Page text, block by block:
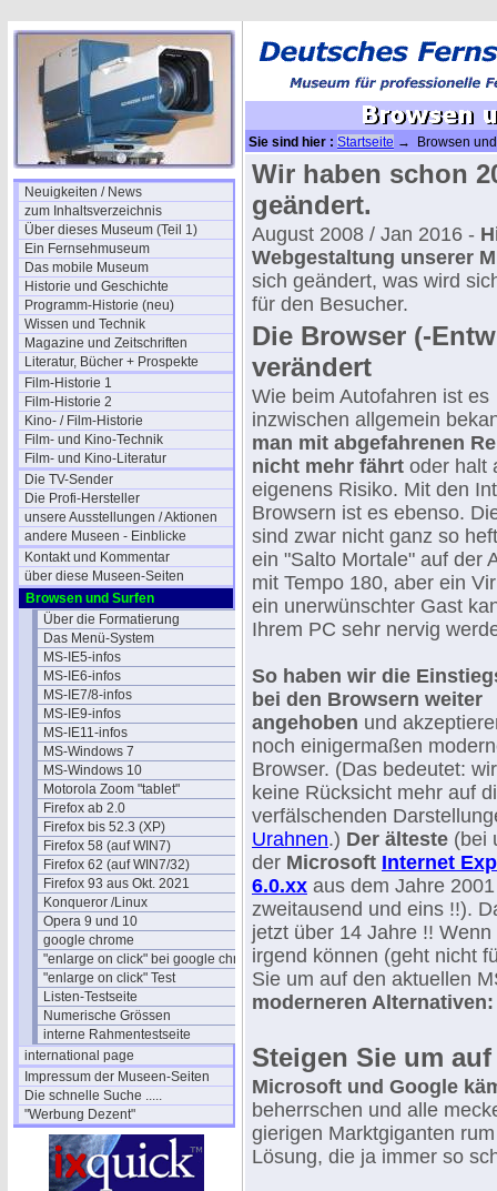
Neuigkeiten / News
zum Inhaltsverzeichnis
Über dieses Museum (Teil 1)
Ein Fernsehmuseum
Das mobile Museum
Historie und Geschichte
Programm-Historie (neu)
Wissen und Technik
Magazine und Zeitschriften
Literatur, Bücher + Prospekte
Film-Historie 1
Film-Historie 2
Kino- / Film-Historie
Film- und Kino-Technik
Film- und Kino-Literatur
Die TV-Sender
Die Profi-Hersteller
unsere Ausstellungen / Aktionen
andere Museen - Einblicke
Kontakt und Kommentar
über diese Museen-Seiten
Browsen und Surfen
Über die Formatierung
Das Menü-System
MS-IE5-infos
MS-IE6-infos
MS-IE7/8-infos
MS-IE9-infos
MS-IE11-infos
MS-Windows 7
MS-Windows 10
Motorola Zoom "tablet"
Firefox ab 2.0
Firefox bis 52.3 (XP)
Firefox 58 (auf WIN7)
Firefox 62 (auf WIN7/32)
Firefox 93 aus Okt. 2021
Konqueror /Linux
Opera 9 und 10
google chrome
"enlarge on click" bei google chrome
"enlarge on click" Test
Listen-Testseite
Numerische Grössen
interne Rahmentestseite
international page
Impressum der Museen-Seiten
Die schnelle Suche .....
"Werbung Dezent"
Sie sind hier : Startseite → Browsen
Wir haben schon
geändert.
August 2008 / Jan 2016 -
Webgestaltung unserer
sich geändert, was wird
für den Besucher.
Die Browser (-
verändert
Wie beim Autofahren ist es
inzwischen allgemein
man mit abgefahrenen
nicht mehr fährt oder halt
eigenens Risiko. Mit den
Browsern ist es ebenso.
sind zwar nicht ganz so
ein "Salto Mortale" auf der
mit Tempo 180, aber ein
ein unerwünschter Gast
Ihrem PC sehr nervig
So haben wir die
bei den Browsern weiter
angehoben und
noch einigermaßen
Browser. (Das bedeutet:
keine Rücksicht mehr auf
verfälschenden
Urahnen.) Der älteste (bei
der Microsoft Internet
6.0.xx aus dem Jahre
zweitausend und eins !!).
jetzt über 14 Jahre !! Wenn
irgend können (geht nicht
Sie um auf den aktuellen
moderneren Alternativen:
Steigen Sie um
Microsoft und Google
beherrschen und alle
gierigen Marktgiganten
Lösung, die ja immer so